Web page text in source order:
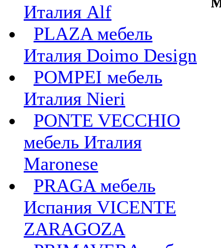
Италия Alf
PLAZA мебель
Италия Doimo Design
POMPEI мебель
Италия Nieri
PONTE VECCHIO
мебель Италия
Maronese
PRAGA мебель
Испания VICENTE
ZARAGOZA